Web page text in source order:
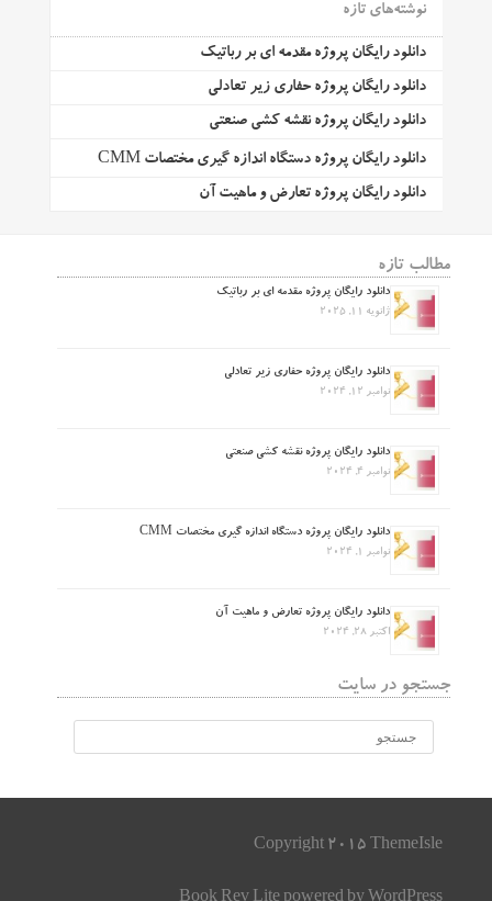
نوشته‌های تازه
دانلود رایگان پروژه مقدمه ای بر رباتیک
دانلود رایگان پروژه حفاری زیر تعادلی
دانلود رایگان پروژه نقشه کشی صنعتی
دانلود رایگان پروژه دستگاه اندازه گیری مختصات CMM
دانلود رایگان پروژه تعارض و ماهیت آن
مطالب تازه
دانلود رایگان پروژه مقدمه ای بر رباتیک
ژانویه 11, 2025
دانلود رایگان پروژه حفاری زیر تعادلی
نوامبر 12, 2024
دانلود رایگان پروژه نقشه کشی صنعتی
نوامبر 4, 2024
دانلود رایگان پروژه دستگاه اندازه گیری مختصات CMM
نوامبر 1, 2024
دانلود رایگان پروژه تعارض و ماهیت آن
اکتبر 28, 2024
جستجو در سایت
Copyright 2015 ThemeIsle